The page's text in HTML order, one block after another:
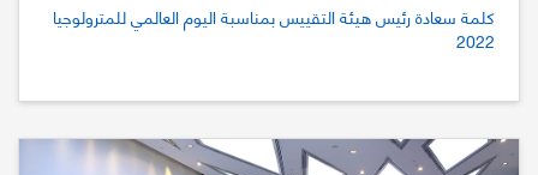
كلمة سعادة رئيس هيئة التقييس بمناسبة اليوم العالمي للمترولوجيا
2022